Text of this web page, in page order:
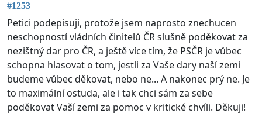
#1253
Petici podepisuji, protože jsem naprosto znechucen
neschopností vládních činitelů ČR slušně poděkovat za
nezištný dar pro ČR, a ještě více tím, že PSČR je vůbec
schopna hlasovat o tom, jestli za Vaše dary naší zemi
budeme vůbec děkovat, nebo ne... A nakonec prý ne. Je
to maximální ostuda, ale i tak chci sám za sebe
poděkovat Vaší zemi za pomoc v kritické chvíli. Děkuji!